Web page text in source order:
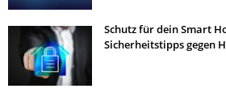
Schutz für dein Smart
Sicherheitstipps gegen